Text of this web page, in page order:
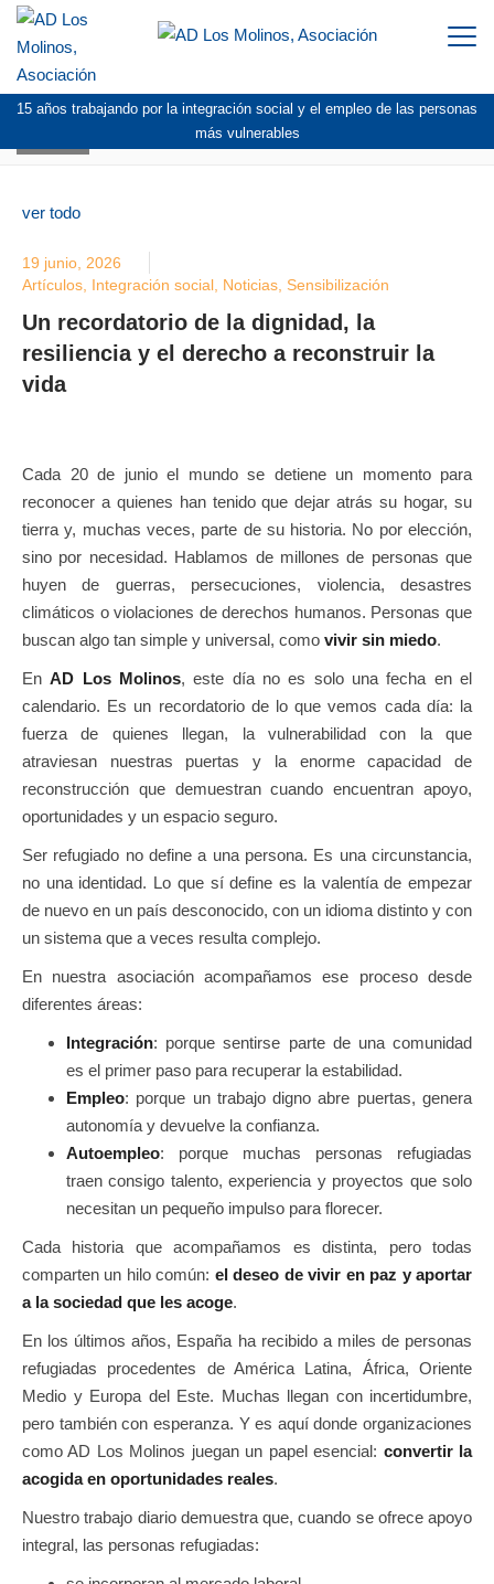
15 años trabajando por la integración social y el empleo de las personas
más vulnerables
ver todo
19 junio, 2026
Artículos Integración social Noticias Sensibilización
Un recordatorio de la dignidad, la
resiliencia y el derecho a reconstruir la
vida
Cada 20 de junio el mundo se detiene un momento para
reconocer a quienes han tenido que dejar atrás su hogar, su
tierra y, muchas veces, parte de su historia. No por elección,
sino por necesidad. Hablamos de millones de personas que
huyen de guerras, persecuciones, violencia, desastres
climáticos o violaciones de derechos humanos. Personas que
buscan algo tan simple y universal, como vivir sin miedo.
EnAD Los Molinos, este día no es solo una fecha en el
calendario. Es un recordatorio de lo que vemos cada día: la
fuerza de quienes llegan, la vulnerabilidad con la que
atraviesan nuestras puertas y la enorme capacidad de
reconstrucción que demuestran cuando encuentran apoyo,
oportunidades y un espacio seguro.
Ser refugiado no define a una persona. Es una circunstancia,
no una identidad. Lo que sí define es la valentía de empezar
de nuevo en un país desconocido, con un idioma distinto y con
un sistema que a veces resulta complejo.
En nuestra asociación acompañamos ese proceso desde
diferentes áreas:
Integración: porque sentirse parte de una comunidad
es el primer paso para recuperar la estabilidad.
Empleo: porque un trabajo digno abre puertas, genera
autonomía y devuelve la confianza.
Autoempleo: porque muchas personas refugiadas
traen consigo talento, experiencia y proyectos que solo
necesitan un pequeño impulso para florecer.
Cada historia que acompañamos es distinta, pero todas
comparten un hilo común: el deseo de vivir en paz y aportar
a la sociedad que les acoge.
En los últimos años, España ha recibido a miles de personas
refugiadas procedentes de América Latina, África, Oriente
Medio y Europa del Este. Muchas llegan con incertidumbre,
pero también con esperanza. Y es aquí donde organizaciones
como AD Los Molinos juegan un papel esencial: convertir la
acogida en oportunidades reales.
Nuestro trabajo diario demuestra que, cuando se ofrece apoyo
integral, las personas refugiadas: